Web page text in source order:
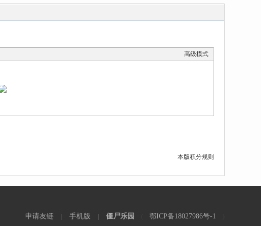
高级模式
本版积分规则
申请友链 手机版 僵尸乐园 鄂ICP备18027986号-1